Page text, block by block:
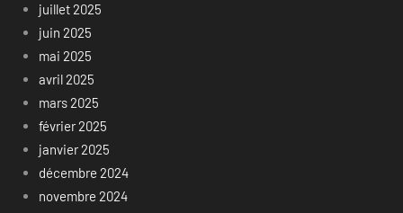
juillet 2025
juin 2025
mai 2025
avril 2025
mars 2025
février 2025
janvier 2025
décembre 2024
novembre 2024